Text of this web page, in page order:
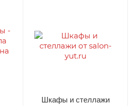
Шкафы и стеллажи